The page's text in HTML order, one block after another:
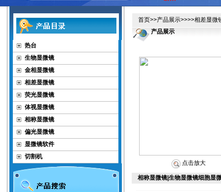
热台
生物显微镜
金相显微镜
相差显微镜
荧光显微镜
体视显微镜
相称显微镜
偏光显微镜
显微镜软件
切割机
首页>>产品展示>>>>相差显微
产品展示
点击放大
相称显微镜|生物显微镜细胞显